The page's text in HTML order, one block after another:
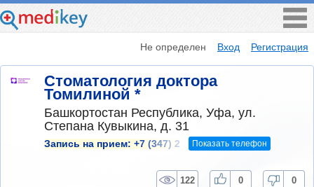
Не определен Вход Регистрация
Стоматология доктора
Томилиной *
Башкортостан Республика, Уфа, ул.
Степана Кувыкина, д. 31
Запись на прием: +7 (347) 2 Показать телефон
122 0 0